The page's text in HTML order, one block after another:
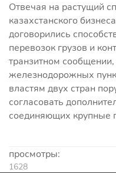
Отвечая на растущий
казахстанского
договорились
перевозок грузов и
транзитном
железнодорожных
властям двух стран
согласовать
соединяющих крупные
просмотры:
1628